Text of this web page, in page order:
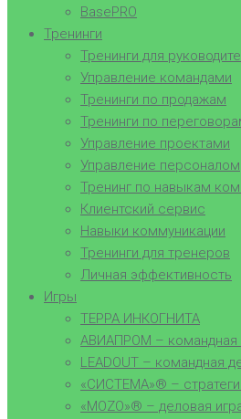
BasePRO
Тренинги
Тренинги для
Управление командами
Тренинги по продажам
Тренинги по
Управление проектами
Управление персоналом
Тренинг по навыкам
Клиентский сервис
Навыки коммуникации
Тренинги для тренеров
Личная эффективность
Игры
ТЕРРА ИНКОГНИТА
АВИАПРОМ – командная
LEADOUT – командная
«СИСТЕМА»® –
«MOZO»® – деловая